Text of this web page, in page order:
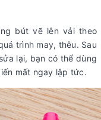
bút vẽ lên vải theo
trình may, thêu. Sau
lại, bạn có thể dùng
mất ngay lập tức.